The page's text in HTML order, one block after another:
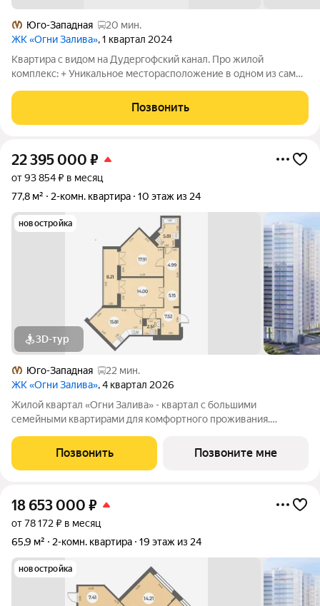
Юго-Западная
20 мин.
ЖК «Огни Залива», 1 квартал 2024
Квартира с видом на Дудергофский канал. Про жилой
комплекс: + Уникальное месторасположение в одном из самых
Новый жилой комплекс премиум-класса. + Стильная
архитектура. + Скоростные лифты. +
Позвонить
22 395 000 ₽
от 93 854 ₽ в месяц
77,8 м²
2-комн. квартира 10 этаж из 24
новостройка
3D-тур
Юго-Западная
22 мин.
ЖК «Огни Залива», 4 квартал 2026
Жилой квартал «Огни Залива» - квартал с большими
семейными квартирами для комфортного проживания.
социальная среда. В проекте IV очереди преобладают двух и
Позвонить Позвоните мне
18 653 000 ₽
от 78 172 ₽ в месяц
65,9 м²
2-комн. квартира 19 этаж из 24
новостройка